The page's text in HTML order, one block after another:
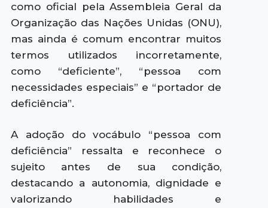
como oficial pela Assembleia Geral da
Organização das Nações Unidas (ONU),
mas ainda é comum encontrar muitos
termos utilizados incorretamente,
como “deficiente”, “pessoa com
necessidades especiais” e “portador de
deficiência”.
A adoção do vocábulo “pessoa com
deficiência” ressalta e reconhece o
sujeito antes de sua condição,
destacando a autonomia, dignidade e
valorizando habilidades e